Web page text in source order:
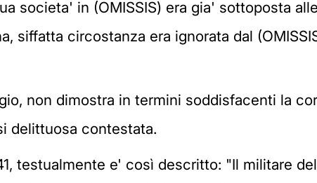
societa' in (OMISSIS) era gia' sottoposta
siffatta circostanza era ignorata dal
non dimostra in termini soddisfacenti la
delittuosa contestata.
testualmente e' così descritto: "Il militare